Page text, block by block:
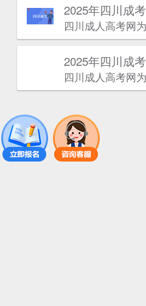
2025年‌‌‌‌四川成